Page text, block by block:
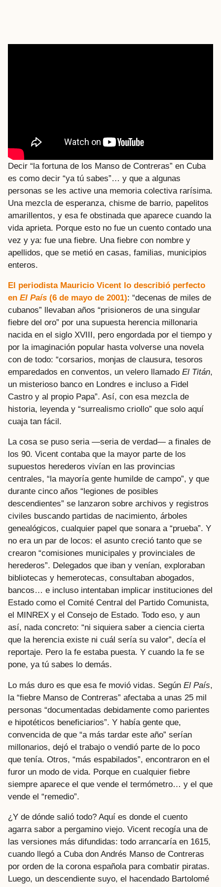
Decir “la fortuna de los Manso de Contreras” en Cuba
es como decir “ya tú sabes”… y que a algunas
personas se les active una memoria colectiva rarísima.
Una mezcla de esperanza, chisme de barrio, papelitos
amarillentos, y esa fe obstinada que aparece cuando la
vida aprieta. Porque esto no fue un cuento contado una
vez y ya: fue una fiebre. Una fiebre con nombre y
apellidos, que se metió en casas, familias, municipios
enteros.
El periodista Mauricio Vicent lo describió perfecto
en El País (6 de mayo de 2001): “decenas de miles de
cubanos” llevaban años “prisioneros de una singular
fiebre del oro” por una supuesta herencia millonaria
nacida en el siglo XVIII, pero engordada por el tiempo y
por la imaginación popular hasta volverse una novela
con de todo: “corsarios, monjas de clausura, tesoros
emparedados en conventos, un velero llamado El Titán,
un misterioso banco en Londres e incluso a Fidel
Castro y al propio Papa”. Así, con esa mezcla de
historia, leyenda y “surrealismo criollo” que solo aquí
cuaja tan fácil.
La cosa se puso seria —seria de verdad— a finales de
los 90. Vicent contaba que la mayor parte de los
supuestos herederos vivían en las provincias
centrales, “la mayoría gente humilde de campo”, y que
durante cinco años “legiones de posibles
descendientes” se lanzaron sobre archivos y registros
civiles buscando partidas de nacimiento, árboles
genealógicos, cualquier papel que sonara a “prueba”. Y
no era un par de locos: el asunto creció tanto que se
crearon “comisiones municipales y provinciales de
herederos”. Delegados que iban y venían, exploraban
bibliotecas y hemerotecas, consultaban abogados,
bancos… e incluso intentaban implicar instituciones del
Estado como el Comité Central del Partido Comunista,
el MINREX y el Consejo de Estado. Todo eso, y aun
así, nada concreto: “ni siquiera saber a ciencia cierta
que la herencia existe ni cuál sería su valor”, decía el
reportaje. Pero la fe estaba puesta. Y cuando la fe se
pone, ya tú sabes lo demás.
Lo más duro es que esa fe movió vidas. Según El País,
la “fiebre Manso de Contreras” afectaba a unas 25 mil
personas “documentadas debidamente como parientes
e hipotéticos beneficiarios”. Y había gente que,
convencida de que “a más tardar este año” serían
millonarios, dejó el trabajo o vendió parte de lo poco
que tenía. Otros, “más espabilados”, encontraron en el
furor un modo de vida. Porque en cualquier fiebre
siempre aparece el que vende el termómetro… y el que
vende el “remedio”.
¿Y de dónde salió todo? Aquí es donde el cuento
agarra sabor a pergamino viejo. Vicent recogía una de
las versiones más difundidas: todo arrancaría en 1615,
cuando llegó a Cuba don Andrés Manso de Contreras
por orden de la corona española para combatir piratas.
Luego, un descendiente suyo, el hacendado Bartolomé